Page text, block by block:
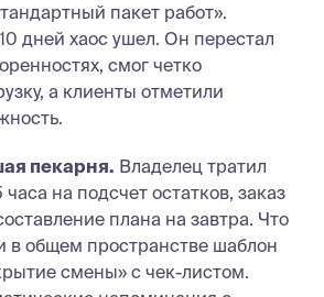
пакет работ».
дней хаос ушел. Он перестал
смог четко
а клиенты отметили
пекарня. Владелец тратил
на подсчет остатков, заказ
плана на завтра. Что
в общем пространстве шаблон
смены» с чек-листом.